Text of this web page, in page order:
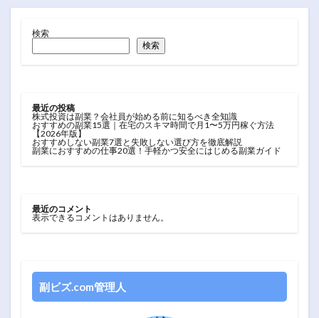
検索
検索
最近の投稿
株式投資は副業？会社員が始める前に知るべき全知識
おすすめの副業15選｜在宅のスキマ時間で月1〜5万円稼ぐ方法
【2026年版】
おすすめしない副業7選と失敗しない選び方を徹底解説
副業におすすめの仕事20選！手軽かつ安全にはじめる副業ガイド
最近のコメント
表示できるコメントはありません。
副ビズ.com管理人